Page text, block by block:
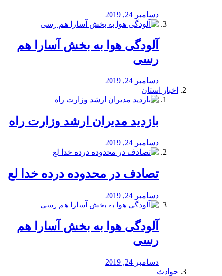
دسامبر 24, 2019
آلودگی هوا به بخش آسارا هم
رسی
دسامبر 24, 2019
اخبار استان
بازدید مدیران ارشد وزارت راه
دسامبر 24, 2019
تصادف در محدوده درده خدا لع
دسامبر 24, 2019
آلودگی هوا به بخش آسارا هم
رسی
دسامبر 24, 2019
حوادث